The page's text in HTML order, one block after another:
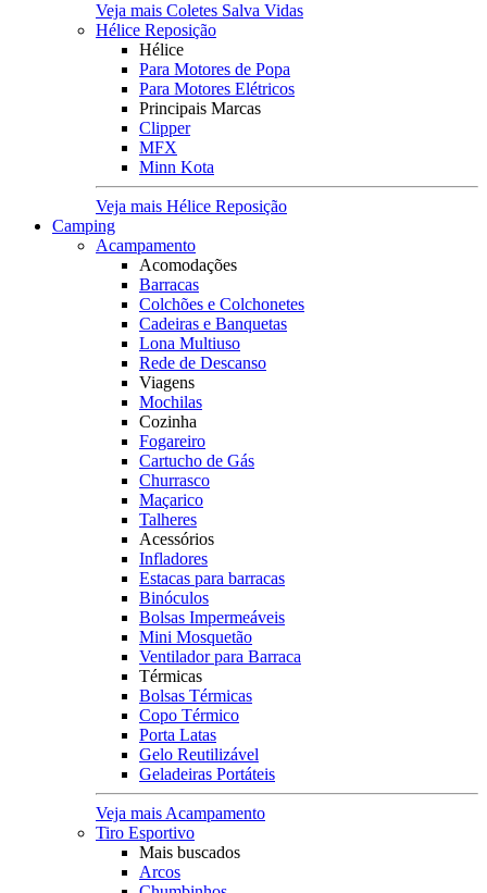
Veja mais Coletes Salva Vidas
Hélice Reposição
Hélice
Para Motores de Popa
Para Motores Elétricos
Principais Marcas
Clipper
MFX
Minn Kota
Veja mais Hélice Reposição
Camping
Acampamento
Acomodações
Barracas
Colchões e Colchonetes
Cadeiras e Banquetas
Lona Multiuso
Rede de Descanso
Viagens
Mochilas
Cozinha
Fogareiro
Cartucho de Gás
Churrasco
Maçarico
Talheres
Acessórios
Infladores
Estacas para barracas
Binóculos
Bolsas Impermeáveis
Mini Mosquetão
Ventilador para Barraca
Térmicas
Bolsas Térmicas
Copo Térmico
Porta Latas
Gelo Reutilizável
Geladeiras Portáteis
Veja mais Acampamento
Tiro Esportivo
Mais buscados
Arcos